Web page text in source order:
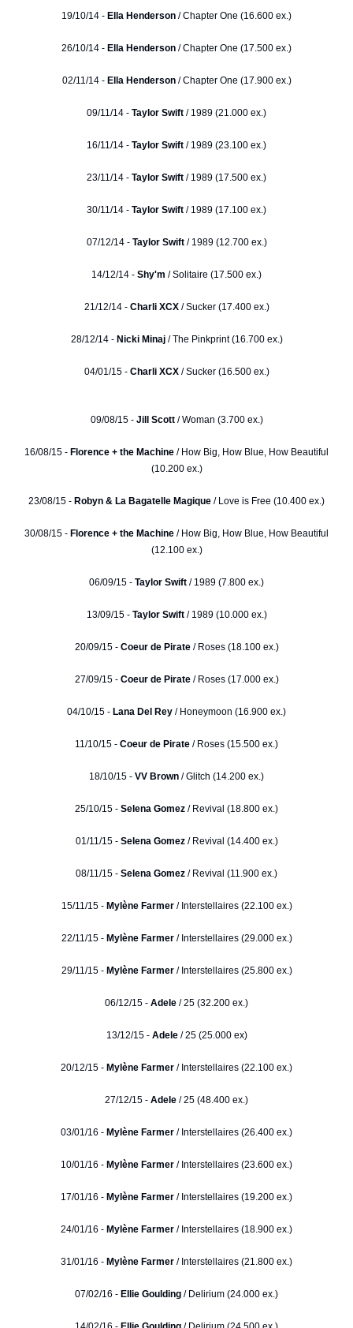
19/10/14 - Ella Henderson / Chapter One (16.600 ex.)
26/10/14 - Ella Henderson / Chapter One (17.500 ex.)
02/11/14 - Ella Henderson/ Chapter One (17.900 ex.)
09/11/14 - Taylor Swift / 1989 (21.000 ex.)
16/11/14 - Taylor Swift / 1989 (23.100 ex.)
23/11/14 - Taylor Swift / 1989 (17.500 ex.)
30/11/14 - Taylor Swift / 1989 (17.100 ex.)
07/12/14 - Taylor Swift/ 1989 (12.700 ex.)
14/12/14 - Shy'm / Solitaire (17.500 ex.)
21/12/14 - Charli XCX/ Sucker (17.400 ex.)
28/12/14 -Nicki Minaj/ The Pinkprint (16.700 ex.)
04/01/15 - Charli XCX/ Sucker (16.500 ex.)
09/08/15 - Jill Scott / Woman (3.700 ex.)
16/08/15 - Florence + the Machine / How Big, How Blue, How Beautiful
(10.200 ex.)
23/08/15 - Robyn & La Bagatelle Magique / Love is Free (10.400 ex.)
30/08/15 - Florence + the Machine / How Big, How Blue, How Beautiful
(12.100 ex.)
06/09/15 - Taylor Swift / 1989 (7.800 ex.)
13/09/15 - Taylor Swift / 1989 (10.000 ex.)
20/09/15 - Coeur de Pirate/ Roses (18.100 ex.)
27/09/15 - Coeur de Pirate/ Roses (17.000 ex.)
04/10/15 - Lana Del Rey / Honeymoon (16.900 ex.)
11/10/15 - Coeur de Pirate / Roses (15.500 ex.)
18/10/15 - VV Brown / Glitch (14.200 ex.)
25/10/15 - Selena Gomez / Revival (18.800 ex.)
01/11/15 - Selena Gomez/ Revival (14.400 ex.)
08/11/15 - Selena Gomez / Revival (11.900 ex.)
15/11/15 - Mylène Farmer/ Interstellaires (22.100 ex.)
22/11/15 - Mylène Farmer/ Interstellaires (29.000 ex.)
29/11/15 - Mylène Farmer/ Interstellaires (25.800 ex.)
06/12/15 - Adele / 25 (32.200 ex.)
13/12/15 - Adele / 25 (25.000 ex)
20/12/15 - Mylène Farmer / Interstellaires (22.100 ex.)
27/12/15 - Adele / 25 (48.400 ex.)
03/01/16 - Mylène Farmer / Interstellaires (26.400 ex.)
10/01/16 - Mylène Farmer / Interstellaires (23.600 ex.)
17/01/16 - Mylène Farmer / Interstellaires (19.200 ex.)
24/01/16 - Mylène Farmer / Interstellaires (18.900 ex.)
31/01/16 - Mylène Farmer / Interstellaires (21.800 ex.)
07/02/16 - Ellie Goulding / Delirium (24.000 ex.)